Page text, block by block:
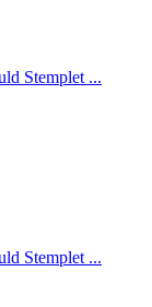
Stemplet ...
Stemplet ...